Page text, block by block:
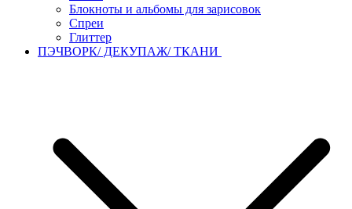
Блокноты и альбомы для зарисовок
Спреи
Глиттер
ПЭЧВОРК/ ДЕКУПАЖ/ ТКАНИ